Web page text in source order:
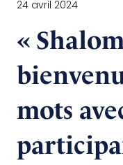
24 avril 2024
«
mots